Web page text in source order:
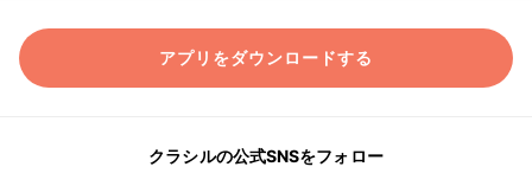
アプリをダウンロードする
クラシルの公式SNSをフォロー